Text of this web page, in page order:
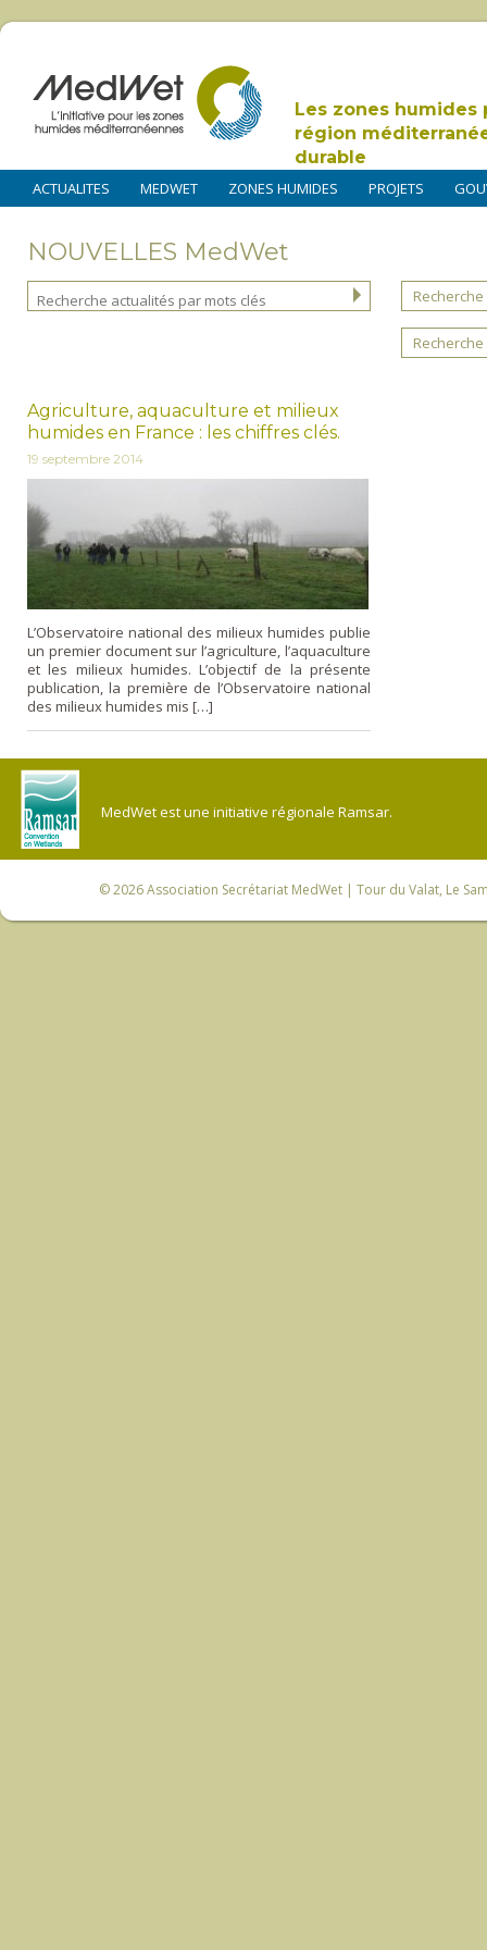
Les zones humides
région
durable
ACTUALITES MEDWET ZONES HUMIDES PROJETS
NOUVELLES MedWet
Agriculture, aquaculture et milieux
humides en France : les chiffres clés.
19 septembre 2014
L’Observatoire national des milieux humides publie
un premier document sur l’agriculture, l’aquaculture
et les milieux humides. L’objectif de la présente
publication, la première de l’Observatoire national
des milieux humides mis […]
MedWet est une initiative régionale Ramsar.
© 2026Association Secrétariat MedWet | Tour du Valat, Le